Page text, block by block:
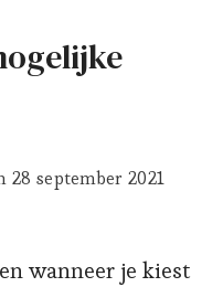
28 september 2021
wanneer je kiest